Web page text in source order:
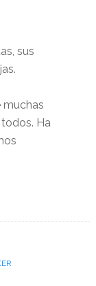
sus
muchas
Ha